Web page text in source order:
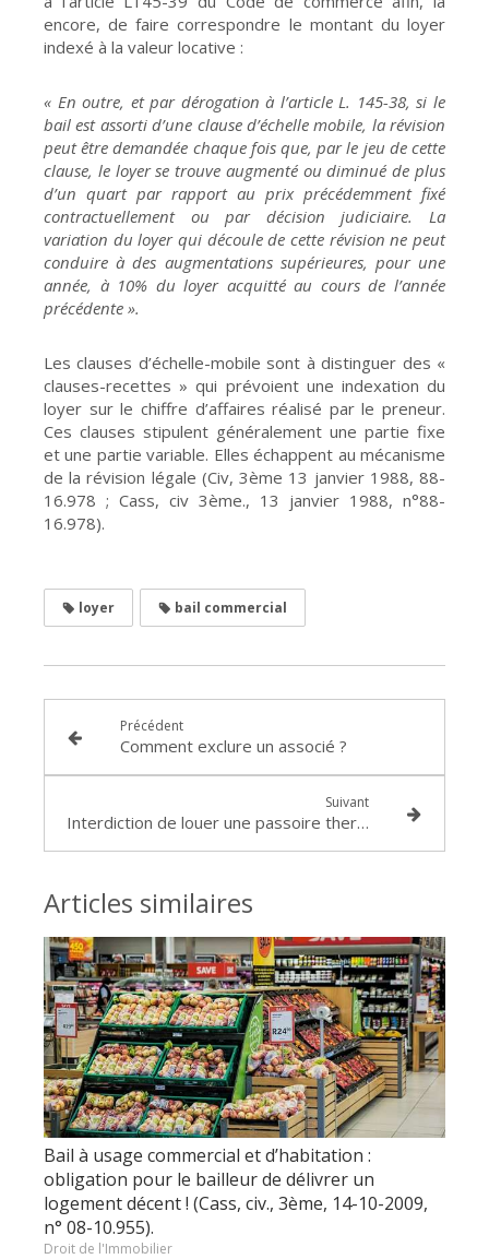
encore, de faire correspondre le montant du loyer
indexé à la valeur locative :
« En outre, et par dérogation à l’article L. 145-38, si le
bail est assorti d’une clause d’échelle mobile, la révision
peut être demandée chaque fois que, par le jeu de cette
clause, le loyer se trouve augmenté ou diminué de plus
d’un quart par rapport au prix précédemment fixé
contractuellement ou par décision judiciaire. La
variation du loyer qui découle de cette révision ne peut
conduire à des augmentations supérieures, pour une
année, à 10% du loyer acquitté au cours de l’année
précédente ».
Les clauses d’échelle-mobile sont à distinguer des «
clauses-recettes » qui prévoient une indexation du
loyer sur le chiffre d’affaires réalisé par le preneur.
Ces clauses stipulent généralement une partie fixe
et une partie variable. Elles échappent au mécanisme
de la révision légale (Civ, 3ème 13 janvier 1988, 88-
16.978 ; Cass, civ 3ème., 13 janvier 1988, n°88-
16.978).
loyer bail commercial
Précédent
Comment exclure un associé ?
Suivant
Interdiction de louer une passoire thermique : que dit la loi ?
Articles similaires
Bail à usage commercial et d’habitation :
obligation pour le bailleur de délivrer un
logement décent ! (Cass, civ., 3ème, 14-10-2009,
n° 08-10.955).
Droit de l'Immobilier